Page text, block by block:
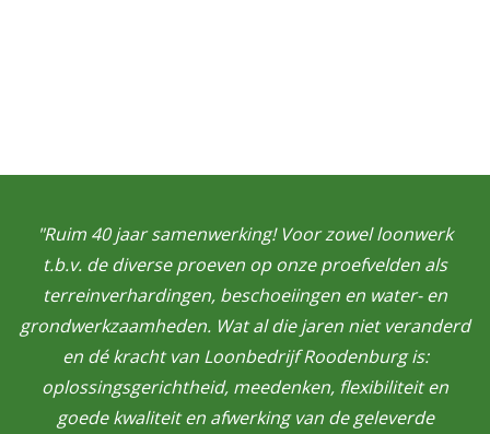
"Ruim 40 jaar samenwerking! Voor zowel loonwerk
t.b.v. de diverse proeven op onze proefvelden als
terreinverhardingen, beschoeiingen en water- en
grondwerkzaamheden. Wat al die jaren niet veranderd
en dé kracht van Loonbedrijf Roodenburg is:
oplossingsgerichtheid, meedenken, flexibiliteit en
goede kwaliteit en afwerking van de geleverde